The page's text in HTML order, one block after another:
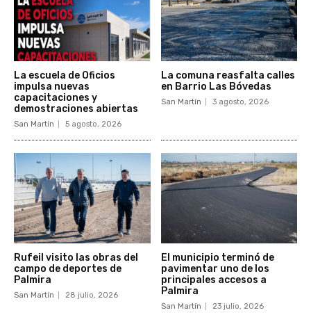
La escuela de Oficios
impulsa nuevas
capacitaciones y
demostraciones abiertas
San Martín 5 agosto, 2026
La comuna reasfalta calles
en Barrio Las Bóvedas
San Martín 3 agosto, 2026
Rufeil visito las obras del
campo de deportes de
Palmira
San Martín 28 julio, 2026
El municipio terminó de
pavimentar uno de los
principales accesos a
Palmira
San Martín 23 julio, 2026